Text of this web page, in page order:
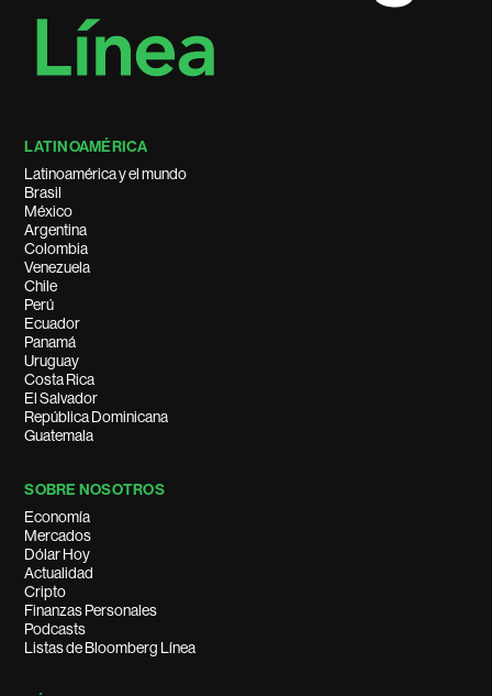
LATINOAMÉRICA
Latinoamérica y el mundo
Brasil
México
Argentina
Colombia
Venezuela
Chile
Perú
Ecuador
Panamá
Uruguay
Costa Rica
El Salvador
República Dominicana
Guatemala
SOBRE NOSOTROS
Economía
Mercados
Dólar Hoy
Actualidad
Cripto
Finanzas Personales
Podcasts
Listas de Bloomberg Línea